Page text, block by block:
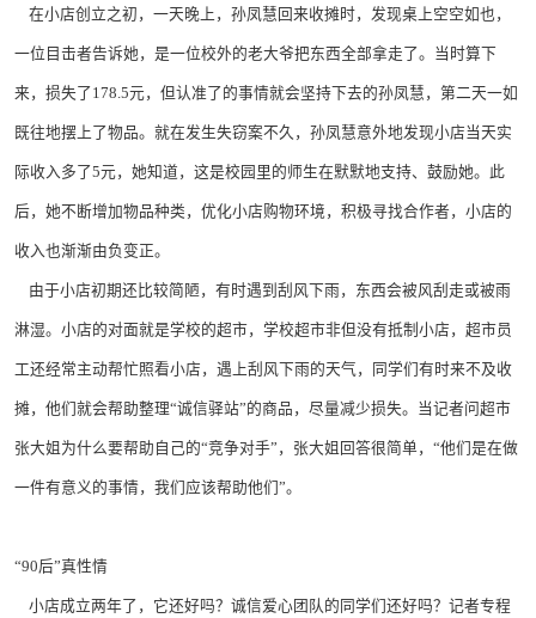
在小店创立之初，一天晚上，孙凤慧回来收摊时，发现桌上空空如也，
一位目击者告诉她，是一位校外的老大爷把东西全部拿走了。当时算下
来，损失了178.5元，但认准了的事情就会坚持下去的孙凤慧，第二天一如
既往地摆上了物品。就在发生失窃案不久，孙凤慧意外地发现小店当天实
际收入多了5元，她知道，这是校园里的师生在默默地支持、鼓励她。此
后，她不断增加物品种类，优化小店购物环境，积极寻找合作者，小店的
收入也渐渐由负变正。
由于小店初期还比较简陋，有时遇到刮风下雨，东西会被风刮走或被雨
淋湿。小店的对面就是学校的超市，学校超市非但没有抵制小店，超市员
工还经常主动帮忙照看小店，遇上刮风下雨的天气，同学们有时来不及收
摊，他们就会帮助整理“诚信驿站”的商品，尽量减少损失。当记者问超市
张大姐为什么要帮助自己的“竞争对手”，张大姐回答很简单，“他们是在做
一件有意义的事情，我们应该帮助他们”。
“90后”真性情
小店成立两年了，它还好吗？诚信爱心团队的同学们还好吗？记者专程